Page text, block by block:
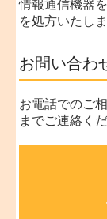
お問い合わ
お電話でのご
までご連絡くだ
情報通信機器
を処方いたしま